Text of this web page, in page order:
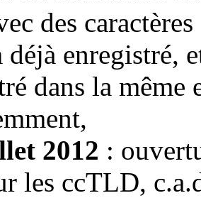
des
déjà enregistré,
dans la même
2012 :
les ccTLD,